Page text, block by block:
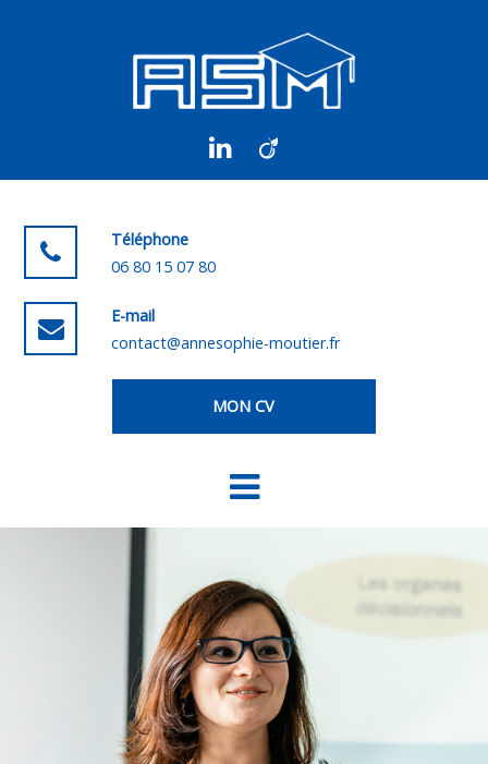
Téléphone
06 80 15 07 80
E-mail
contact@annesophie-moutier.fr
MON CV